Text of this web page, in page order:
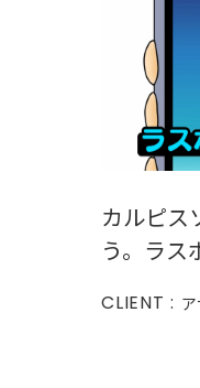
カルピス
う。ラス
CLIENT :